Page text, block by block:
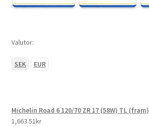
Valutor:
SEK EUR
Michelin Road 6 120/70 ZR 17 (58W) TL (fram)
1,663.51kr